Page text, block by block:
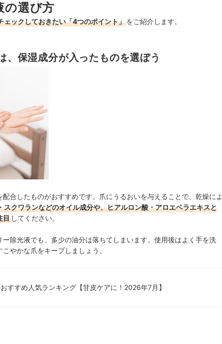
の選び方
ェックしておきたい「4つのポイント」をご紹介します。
、保湿成分が入ったものを選ぼう
合したものがおすすめです。爪に うるおいを与えることで、乾燥によ
スクワランなどのオイル成分や、ヒアルロン酸・アロエベラエキスと
目 してください。
除光液でも、多少の油分は落ちてしまいます。使用後はよく手を洗
やかな爪をキープしましょう。
すすめ人気ランキング【甘皮ケアに！2026年7月】